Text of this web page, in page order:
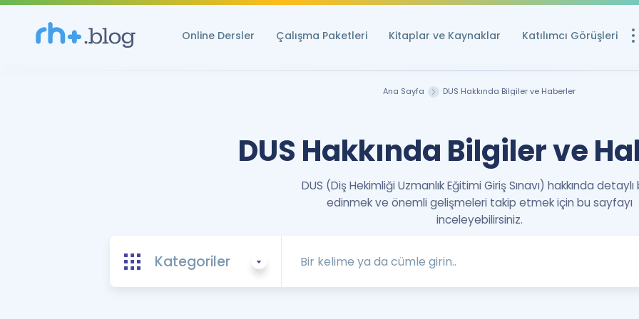
Online Dersler Çalışma Paketleri Kitaplar ve Kaynaklar Katılımcı Görüşleri
Ücretsiz
İngilizce
Puan
YDS ve YÖKDİL
ÖSYM Sınav
Ana Sayfa DUS Hakkında Bilgiler ve Haberler
DUS Hakkında Bilgiler ve
DUS (Diş Hekimliği Uzmanlık Eğitimi Giriş Sınavı) hakkında detaylı
edinmek ve önemli gelişmeleri takip etmek için bu sayfayı
inceleyebilirsiniz.
Kategoriler